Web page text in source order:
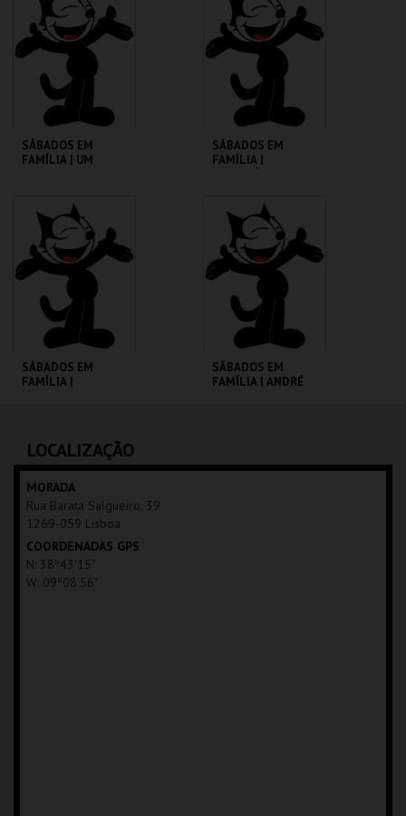
MAIS INFO
COMPRAR
MAIS INFO
COMPRAR
SÁBADOS EM
FAMÍLIA | UM
CINEMATECA
MAIS INFO
COMPRAR
SÁBADOS EM
FAMÍLIA |
CINEMATECA
MAIS INFO
COMPRAR
SÁBADOS EM
FAMÍLIA |
MAIS INFO
COMPRAR
SÁBADOS EM
FAMÍLIA | ANDRÉ
LOCALIZAÇÃO
MORADA
Rua Barata Salgueiro, 39
1269-059 Lisboa
COORDENADAS GPS
N: 38º43'15"
W: 09º08'56"